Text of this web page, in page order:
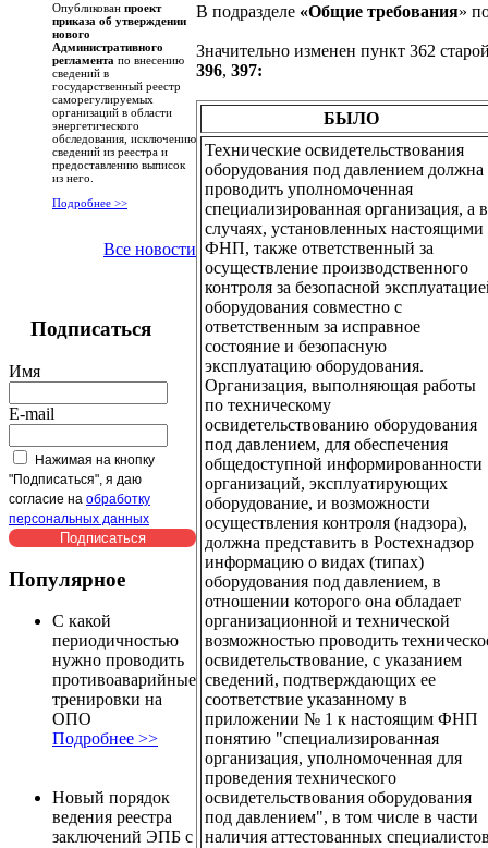
Опубликован проект
приказа об утверждении
нового
Административного
регламента по внесению
сведений в
государственный реестр
саморегулируемых
организаций в области
энергетического
обследования, исключению
сведений из реестра и
предоставлению выписок
из него.
Подробнее >>
Все новости
Подписаться
Имя
E-mail
Нажимая на кнопку
"Подписаться", я даю
согласие на обработку
персональных данных
Популярное
С какой
периодичностью
нужно проводить
противоаварийные
тренировки на
ОПО
Подробнее >>
Новый порядок
ведения реестра
заключений ЭПБ с
В подразделе «Общие требования»
Значительно изменен пункт 362
396, 397:
БЫЛО
Технические освидетельствования
оборудования под давлением должна
проводить уполномоченная
специализированная организация, а в
случаях, установленных настоящими
ФНП, также ответственный за
осуществление производственного
контроля за безопасной
оборудования совместно с
ответственным за исправное
состояние и безопасную
эксплуатацию оборудования.
Организация, выполняющая работы
по техническому
освидетельствованию оборудования
под давлением, для обеспечения
общедоступной информированности
организаций, эксплуатирующих
оборудование, и возможности
осуществления контроля (надзора),
должна представить в Ростехнадзор
информацию о видах (типах)
оборудования под давлением, в
отношении которого она обладает
организационной и технической
возможностью проводить
освидетельствование, с указанием
сведений, подтверждающих ее
соответствие указанному в
приложении № 1 к настоящим ФНП
понятию "специализированная
организация, уполномоченная для
проведения технического
освидетельствования оборудования
под давлением", в том числе в части
наличия аттестованных